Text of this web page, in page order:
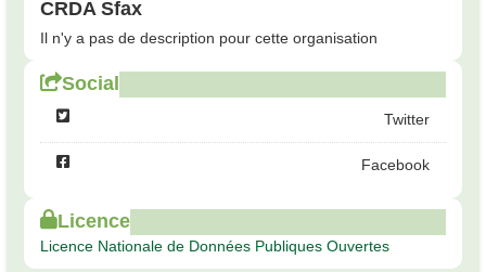
CRDA Sfax
Il n'y a pas de description pour cette organisation
Social
Twitter
Facebook
Licence
Licence Nationale de Données Publiques Ouvertes